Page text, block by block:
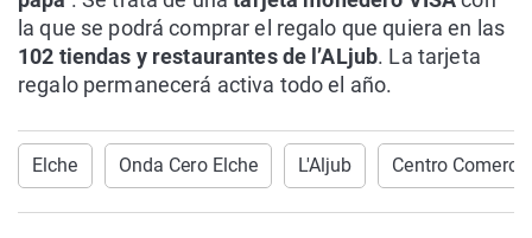
la que se podrá comprar el regalo que quiera en las
102 tiendas y restaurantes de l’ALjub. La tarjeta
regalo permanecerá activa todo el año.
Elche Onda Cero Elche L'Aljub Centro